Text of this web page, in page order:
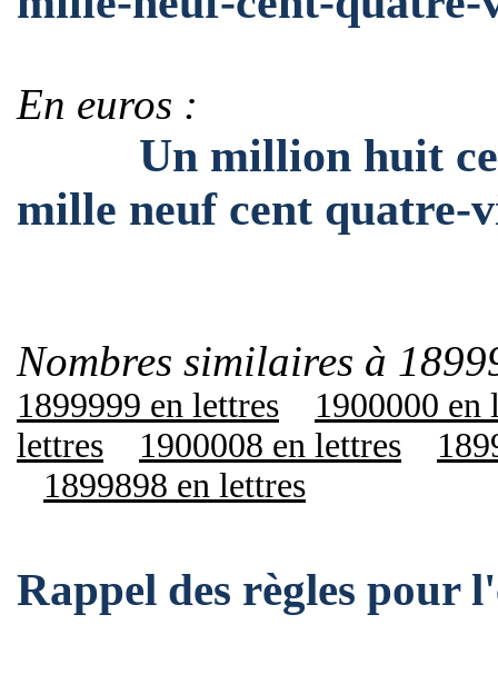
En euros :
Un million huit
mille neuf cent quatre-
Nombres similaires à
1899999 en lettres
1900000 en
lettres
1900008 en lettres
1899898 en lettres
Rappel des règles pour